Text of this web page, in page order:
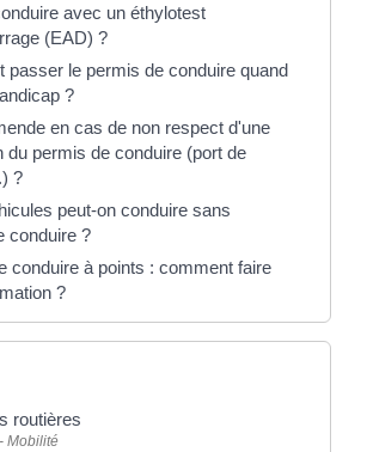
avec un éthylotest
(EAD) ?
passer le permis de conduire quand
?
en cas de non respect d'une
du permis de conduire (port de
?
peut-on conduire sans
conduire ?
conduire à points : comment faire
?
routières
Mobilité